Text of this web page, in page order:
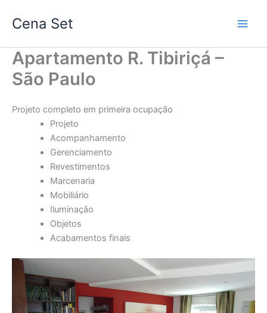
para
conteúdo
Cena Set
Apartamento R. Tibiriçá –
São Paulo
Projeto completo em primeira ocupação
Projeto
Acompanhamento
Gerenciamento
Revestimentos
Marcenaria
Mobiliário
Iluminação
Objetos
Acabamentos finais